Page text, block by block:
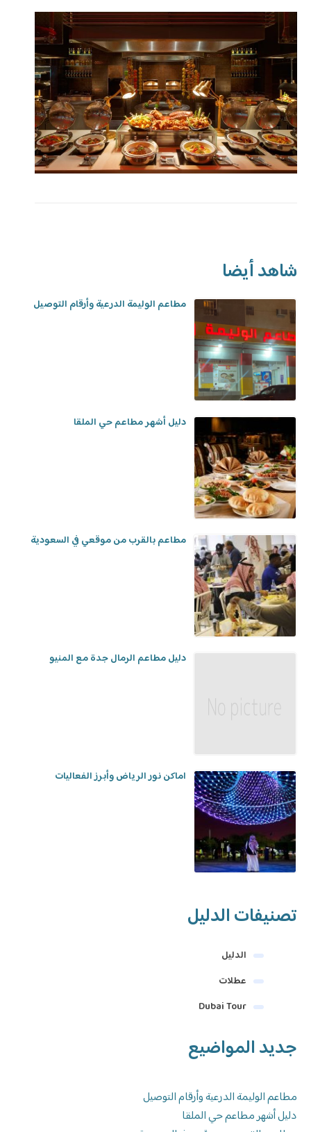
شاهد أيضا
مطاعم الوليمة الدرعية وأرقام التوصيل
دليل أشهر مطاعم حي الملقا
مطاعم بالقرب من موقعي في السعودية
دليل مطاعم الرمال جدة مع المنيو
اماكن نور الرياض وأبرز الفعاليات
تصنيفات الدليل
الدليل
عطلات
Dubai Tour
جديد المواضيع
مطاعم الوليمة الدرعية وأرقام التوصيل
دليل أشهر مطاعم حي الملقا